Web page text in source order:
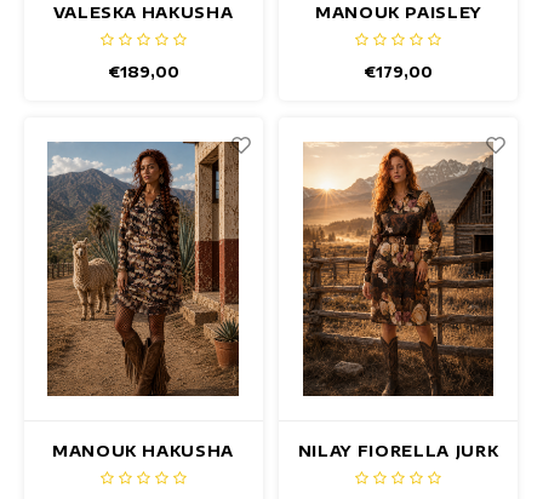
VALESKA HAKUSHA
JURK
€189,00
MANOUK PAISLEY
JURK
€179,00
MANOUK HAKUSHA
JURK
NILAY FIORELLA JURK